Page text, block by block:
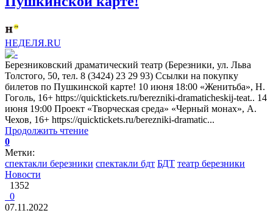
НЕДЕЛЯ.RU
Березниковский драматический театр (Березники, ул. Льва
Толстого, 50, тел. 8 (3424) 23 29 93) Ссылки на покупку
билетов по Пушкинской карте! 10 июня 18:00 «Женитьба», Н.
Гоголь, 16+ https://quicktickets.ru/berezniki-dramaticheskij-teat.. 14
июня 19:00 Проект «Творческая среда» «Черный монах», А.
Чехов, 16+ https://quicktickets.ru/berezniki-dramatic...
Продолжить чтение
0
Метки:
спектакли березники спектакли бдт БДТ театр березники
Новости
1352
0
07.11.2022